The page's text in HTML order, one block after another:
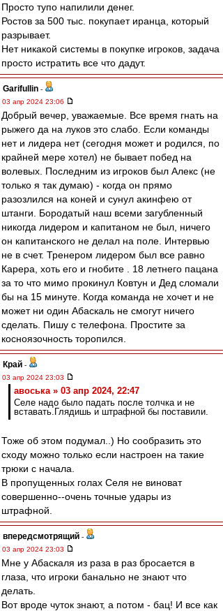
Просто тупо напилили денег.
Ростов за 500 тыс. покупает иранца, который
разрывает.
Нет никакой системы в покупке игроков, задача
просто истратить все что дадут.
Garifullin -
03 апр 2024 23:06
Добрый вечер, уважаемые. Все время гнать на
рыжего да на луков это слабо. Если команды
нет и лидера нет (сегодня может и родился, по
крайней мере хотел) не бывает побед на
волевых. Последним из игроков был Алекс (не
только я так думаю) - когда он прямо
разозлился на коней и сунул акинфею от
штанги. Бородатый наш всеми загубленный
никогда лидером и капитаном не был, ничего
он капитанского не делал на поле. Интервью
не в счет. Тренером лидером был все равно
Карера, хоть его и гнобите . 18 летнего пацана
за то что мимо прокинул Ковтун и Дед сломали
бы на 15 минуте. Когда команда не хочет и не
может ни один Абаскаль не смогут ничего
сделать. Пишу с телефона. Простите за
косноязочность торопился.
Край -
03 апр 2024 23:03
авоська » 03 апр 2024, 22:47
Селе надо было падать после толчка и не
вставать.Глядишь и штрафной бы поставили.
Тоже об этом подумал..) Но сообразить это
сходу можно только если настроен на такие
трюки с начала.
В пропущенных голах Селя не виноват
совершенно--очень точные удары из
штрафной.
впередсмотрящий -
03 апр 2024 23:03
Мне у Абаскаля из раза в раз бросается в
глаза, что игроки банально не знают что
делать.
Вот вроде чуток знают, а потом - бац! И все как